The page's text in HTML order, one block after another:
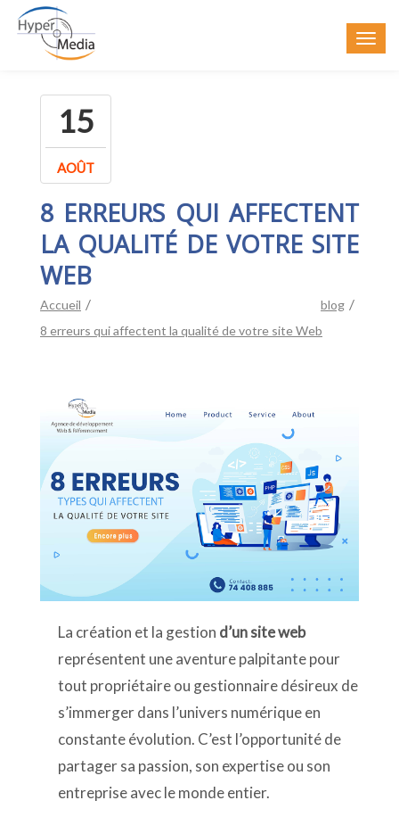
15
AOÛT
8 ERREURS QUI AFFECTENT
LA QUALITÉ DE VOTRE SITE
WEB
Accueil
blog
8 erreurs qui affectent la qualité de votre site Web
La création et la gestion d’un site web
représentent une aventure palpitante pour
tout propriétaire ou gestionnaire désireux de
s’immerger dans l’univers numérique en
constante évolution. C’est l’opportunité de
partager sa passion, son expertise ou son
entreprise avec le monde entier.